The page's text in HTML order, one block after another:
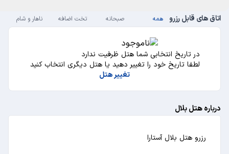
اتاق های قابل رزرو همه صبحانه تخت اضافه ناهار و شام
در تاریخ انتخابی شما هتل ظرفیت ندارد
لطفا تاریخ خود را تغییر دهید یا هتل دیگری انتخاب کنید
تغییر هتل
درباره هتل بلال
رزرو هتل بلال آستارا